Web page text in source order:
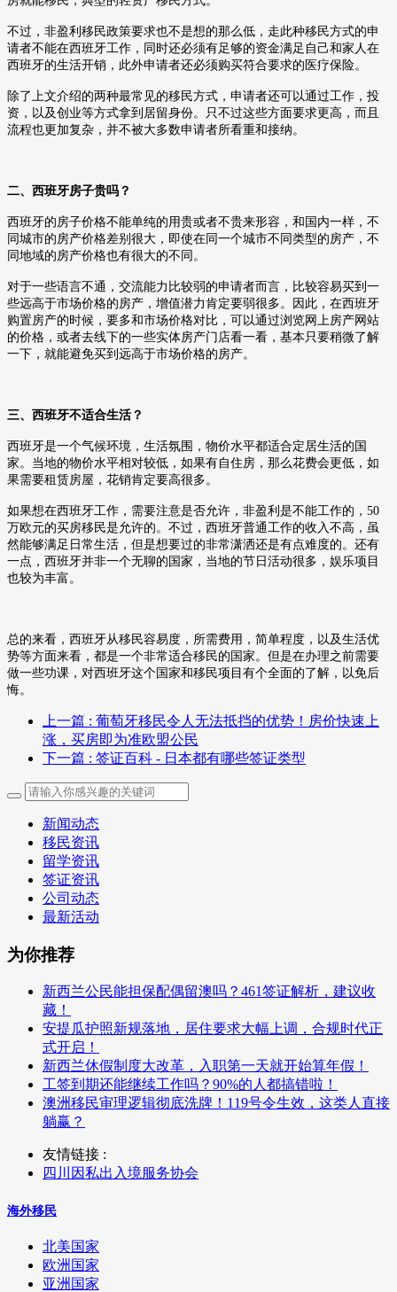
不过，非盈利移民政策要求也不是想的那么低，走此种移民方式的申
请者不能在西班牙工作，同时还必须有足够的资金满足自己和家人在
西班牙的生活开销，此外申请者还必须购买符合要求的医疗保险。
除了上文介绍的两种最常见的移民方式，申请者还可以通过工作，投
资，以及创业等方式拿到居留身份。只不过这些方面要求更高，而且
流程也更加复杂，并不被大多数申请者所看重和接纳。
二、西班牙房子贵吗？
西班牙的房子价格不能单纯的用贵或者不贵来形容，和国内一样，不
同城市的房产价格差别很大，即使在同一个城市不同类型的房产，不
同地域的房产价格也有很大的不同。
对于一些语言不通，交流能力比较弱的申请者而言，比较容易买到一
些远高于市场价格的房产，增值潜力肯定要弱很多。因此，在西班牙
购置房产的时候，要多和市场价格对比，可以通过浏览网上房产网站
的价格，或者去线下的一些实体房产门店看一看，基本只要稍微了解
一下，就能避免买到远高于市场价格的房产。
三、西班牙不适合生活？
西班牙是一个气候环境，生活氛围，物价水平都适合定居生活的国
家。当地的物价水平相对较低，如果有自住房，那么花费会更低，如
果需要租赁房屋，花销肯定要高很多。
如果想在西班牙工作，需要注意是否允许，非盈利是不能工作的， 50
万欧元的买房移民是允许的。不过，西班牙普通工作的收入不高，虽
然能够满足日常生活，但是想要过的非常潇洒还是有点难度的。 还有
一点，西班牙并非一个无聊的国家，当地的节日活动很多，娱乐项目
也较为丰富。
总的来看，西班牙从移民容易度，所需费用，简单程度，以及生活优
势等方面来看，都是一个非常适合移民的国家。但是在办理之前需要
做一些功课，对西班牙这个国家和移民项目有个全面的了解，以免后
悔。
上一篇 : 葡萄牙移民令人无法抵挡的优势！房价快速上
涨，买房即为准欧盟公民
下一篇 : 签证百科 - 日本都有哪些签证类型
新闻动态
移民资讯
留学资讯
签证资讯
公司动态
最新活动
为你推荐
新西兰公民能担保配偶留澳吗？461签证解析，建议收
藏！
安提瓜护照新规落地，居住要求大幅上调，合规时代正
式开启！
新西兰休假制度大改革，入职第一天就开始算年假！
工签到期还能继续工作吗？90%的人都搞错啦！
澳洲移民审理逻辑彻底洗牌！119号令生效，这类人直接
躺赢？
友情链接 :
四川因私出入境服务协会
海外移民
北美国家
欧洲国家
亚洲国家